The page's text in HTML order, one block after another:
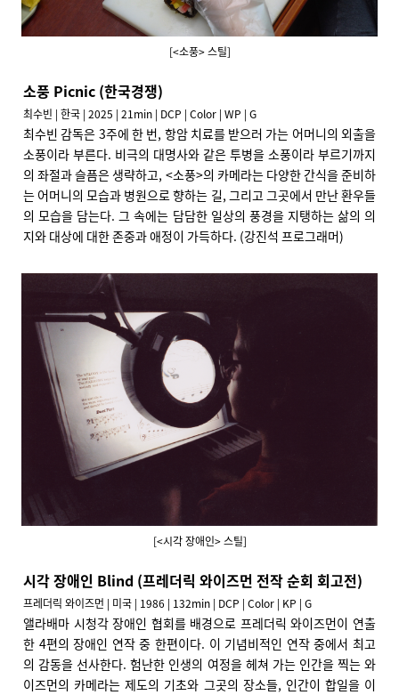
[<소풍> 스틸]
소풍 Picnic (한국경쟁)
최수빈 | 한국 | 2025 | 21min | DCP | Color | WP | G
최수빈 감독은 3주에 한 번, 항암 치료를 받으러 가는 어머니의 외출을
소풍이라 부른다. 비극의 대명사와 같은 투병을 소풍이라 부르기까지
의 좌절과 슬픔은 생략하고, <소풍>의 카메라는 다양한 간식을 준비하
는 어머니의 모습과 병원으로 향하는 길, 그리고 그곳에서 만난 환우들
의 모습을 담는다. 그 속에는 담담한 일상의 풍경을 지탱하는 삶의 의
지와 대상에 대한 존중과 애정이 가득하다. (강진석 프로그래머)
[<시각 장애인> 스틸]
시각 장애인 Blind (프레더릭 와이즈먼 전작 순회 회고전)
프레더릭 와이즈먼 | 미국 | 1986 | 132min | DCP | Color | KP | G
앨라배마 시청각 장애인 협회를 배경으로 프레더릭 와이즈먼이 연출
한 4편의 장애인 연작 중 한편이다. 이 기념비적인 연작 중에서 최고
의 감동을 선사한다. 험난한 인생의 여정을 헤쳐 가는 인간을 찍는 와
이즈먼의 카메라는 제도의 기초와 그곳의 장소들, 인간이 합일을 이